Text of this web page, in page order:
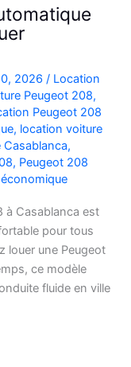
2026 / Location
Peugeot 208,
Peugeot 208
, location voiture
,
, Peugeot 208
à Casablanca est
pour tous
louer une Peugeot
ce modèle
fluide en ville